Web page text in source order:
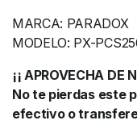
MARCA: PARADOX
MODELO: PX-
¡¡ APROVECHA DE
No te pierdas este
efectivo o